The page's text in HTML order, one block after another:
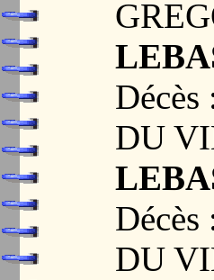
DU
DU